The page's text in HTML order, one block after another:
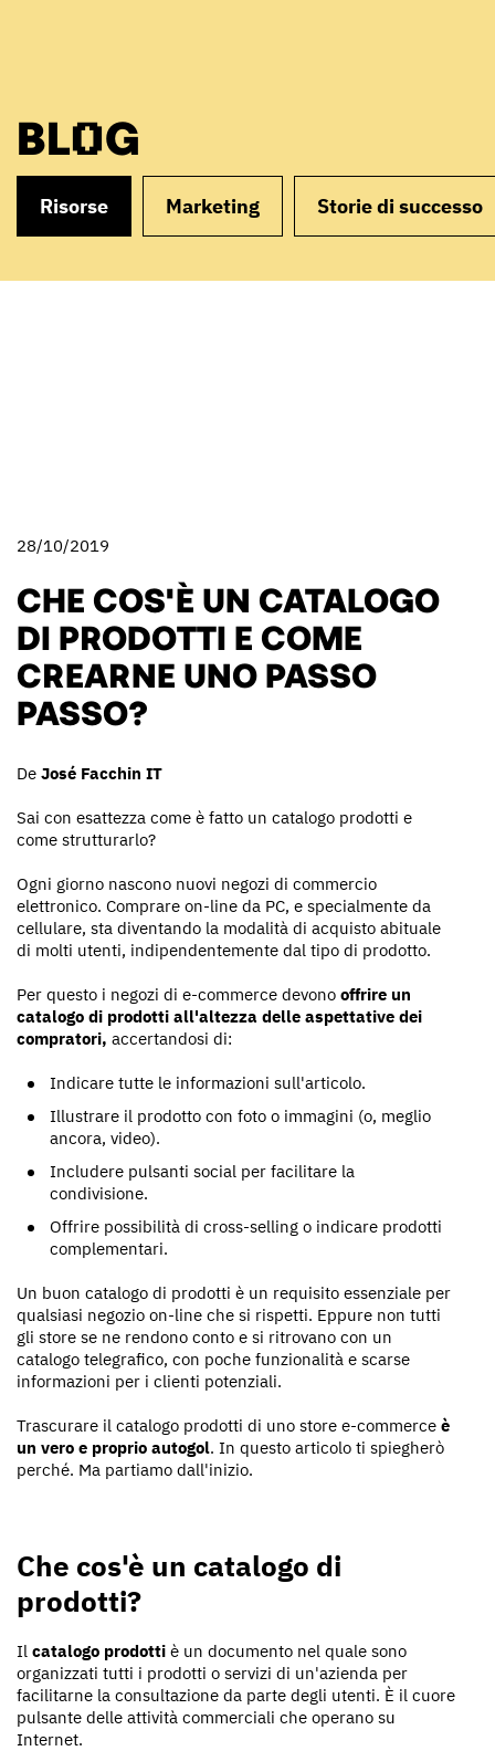
BLOG
Risorse Marketing Storie di successo
28/10/2019
CHE COS'È UN CATALOGO
DI PRODOTTI E COME
CREARNE UNO PASSO
PASSO?
De José Facchin IT
Sai con esattezza come è fatto un catalogo prodotti e
come strutturarlo?
Ogni giorno nascono nuovi negozi di commercio
elettronico. Comprare on-line da PC, e specialmente da
cellulare, sta diventando la modalità di acquisto abituale
di molti utenti, indipendentemente dal tipo di prodotto.
Per questo i negozi di e-commerce devono offrire un
catalogo di prodotti all'altezza delle aspettative dei
compratori, accertandosi di:
Indicare tutte le informazioni sull'articolo.
Illustrare il prodotto con foto o immagini (o, meglio
ancora, video).
Includere pulsanti social per facilitare la
condivisione.
Offrire possibilità di cross-selling o indicare prodotti
complementari.
Un buon catalogo di prodotti è un requisito essenziale per
qualsiasi negozio on-line che si rispetti. Eppure non tutti
gli store se ne rendono conto e si ritrovano con un
catalogo telegrafico, con poche funzionalità e scarse
informazioni per i clienti potenziali.
Trascurare il catalogo prodotti di uno store e-commerce è
un vero e proprio autogol. In questo articolo ti spiegherò
perché. Ma partiamo dall'inizio.
Che cos'è un catalogo di
prodotti?
Il catalogo prodotti è un documento nel quale sono
organizzati tutti i prodotti o servizi di un'azienda per
facilitarne la consultazione da parte degli utenti. È il cuore
pulsante delle attività commerciali che operano su
Internet.